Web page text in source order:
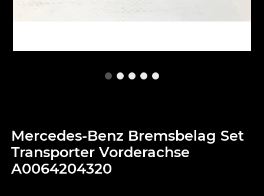
Mercedes-Benz Bremsbelag Set
Transporter Vorderachse
A0064204320